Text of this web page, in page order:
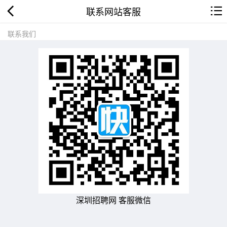
联系网站客服
联系我们
深圳招聘网 客服微信